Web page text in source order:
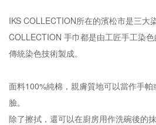
IKS COLLECTION所在的濱松市是三大
COLLECTION 手巾都是由工匠手工染
傳統染色技術製成。
面料100%純棉，親膚質地可以當作手
臉。
除了擦拭，還可以在廚房用作洗碗後的